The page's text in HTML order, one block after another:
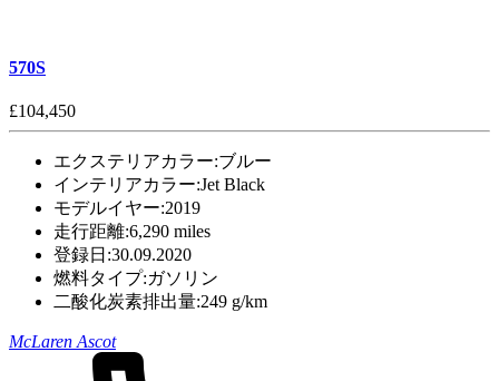
570S
£104,450
エクステリアカラー:ブルー
インテリアカラー:Jet Black
モデルイヤー:2019
走行距離:6,290 miles
登録日:30.09.2020
燃料タイプ:ガソリン
二酸化炭素排出量:249 g/km
McLaren Ascot